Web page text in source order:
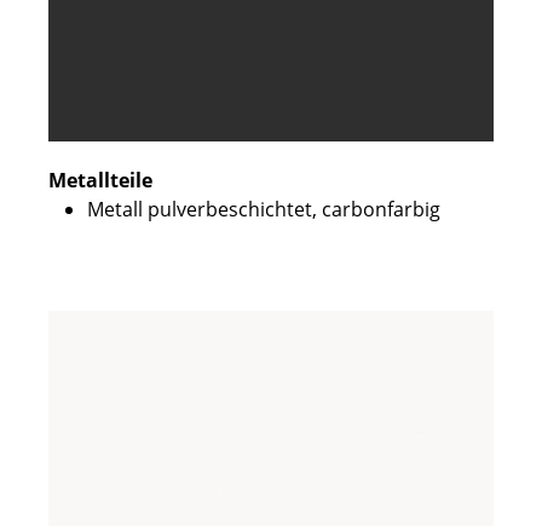
Metallteile
Metall pulverbeschichtet, carbonfarbig